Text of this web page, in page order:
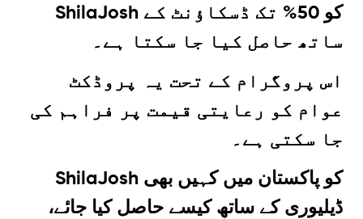
ShilaJosh کو 50% تک ڈسکاؤنٹ کے
ساتھ حاصل کیا جا سکتا ہے۔
اس پروگرام کے تحت یہ پروڈکٹ
عوام کو رعایتی قیمت پر فراہم کی
جا سکتی ہے۔
ShilaJosh کو پاکستان میں کہیں بھی
ڈیلیوری کے ساتھ کیسے حاصل کیا جائے،